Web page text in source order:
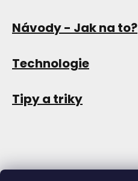
Návody - Jak na to?
Technologie
Tipy a triky